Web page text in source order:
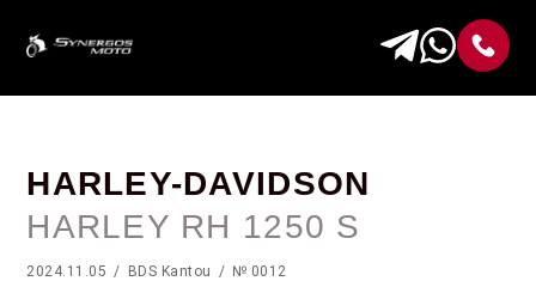
HARLEY-DAVIDSON
HARLEY RH 1250 S
2024.11.05 BDS Kantou № 0012